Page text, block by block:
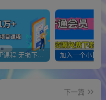
全网VIP课程 无损下载~
下一篇